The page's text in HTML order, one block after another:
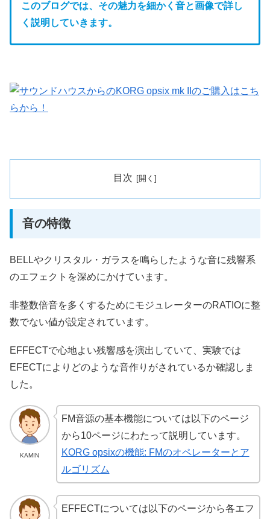
このブログでは、その魅力を細かく音と画像で詳し
く説明していきます。
目次
音の特徴
BELLやクリスタル・ガラスを鳴らしたような音に残響系
のエフェクトを深めにかけています。
非整数倍音を多くするためにモジュレーターのRATIOに整
数でない値が設定されています。
EFFECTで心地よい残響感を演出していて、実験では
EFECTによりどのような音作りがされているか確認しま
した。
KAMIN
FM音源の基本機能については以下のページ
から10ページにわたって説明しています。
KORG opsixの機能: FMのオペレーターとア
ルゴリズム
EFFECTについては以下のページから各エフ